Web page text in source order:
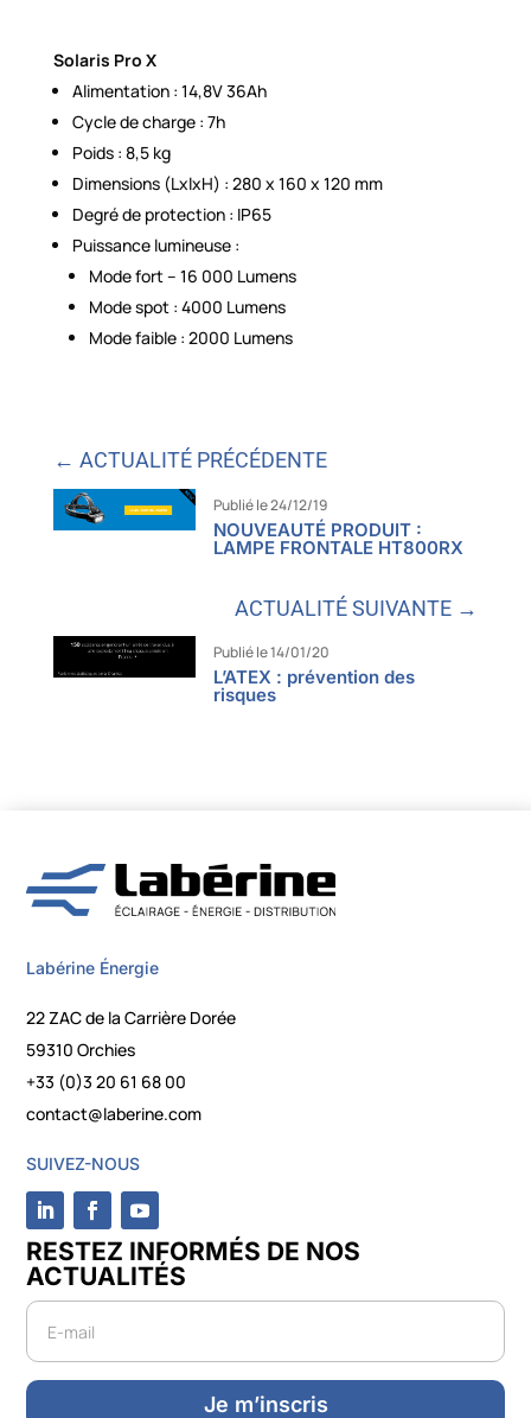
Solaris Pro X
Alimentation : 14,8V 36Ah
Cycle de charge : 7h
Poids : 8,5 kg
Dimensions (LxlxH) : 280 x 160 x 120 mm
Degré de protection : IP65
Puissance lumineuse :
Mode fort – 16 000 Lumens
Mode spot : 4000 Lumens
Mode faible : 2000 Lumens
← ACTUALITÉ PRÉCÉDENTE
Publié le 24/12/19
NOUVEAUTÉ PRODUIT :
LAMPE FRONTALE HT800RX
ACTUALITÉ SUIVANTE →
Publié le 14/01/20
L’ATEX : prévention des
risques
Labérine Énergie
22 ZAC de la Carrière Dorée
59310 Orchies
+33 (0)3 20 61 68 00
contact@laberine.com
SUIVEZ-NOUS
RESTEZ INFORMÉS DE NOS
ACTUALITÉS
Newsletter
Je m’inscris